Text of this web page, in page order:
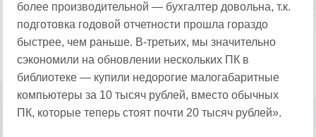
более производительной — бухгалтер довольна, т.к.
подготовка годовой отчетности прошла гораздо
быстрее, чем раньше. В-третьих, мы значительно
сэкономили на обновлении нескольких ПК в
библиотеке — купили недорогие малогабаритные
компьютеры за 10 тысяч рублей, вместо обычных
ПК, которые теперь стоят почти 20 тысяч рублей».